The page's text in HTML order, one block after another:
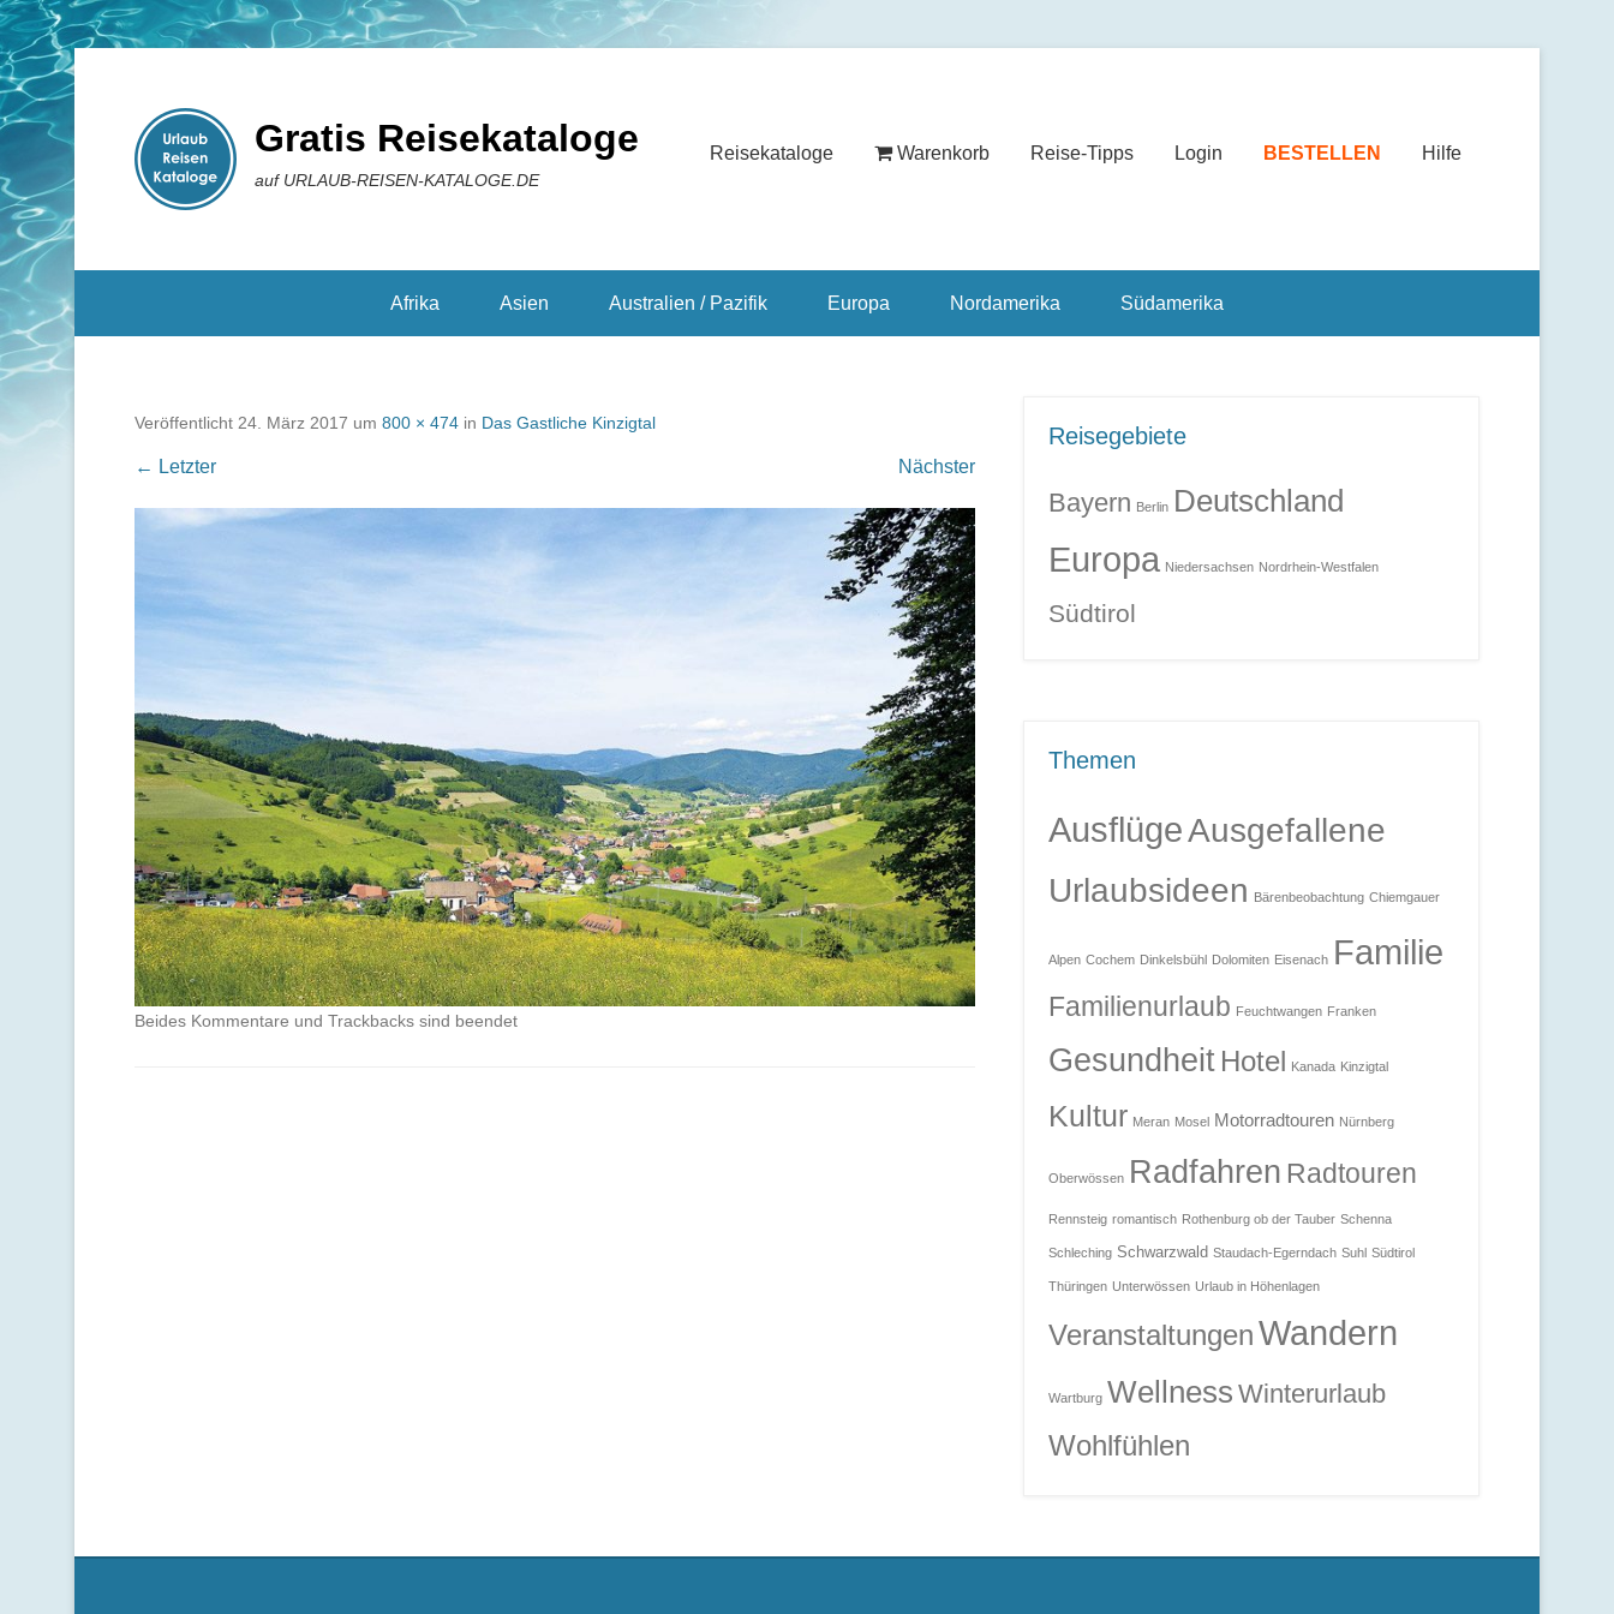
Gratis Reisekataloge
auf URLAUB-REISEN-KATALOGE.DE
Reisekataloge Warenkorb Reise-Tipps Login BESTELLEN Hilfe
Afrika Asien Australien / Pazifik Europa Nordamerika Südamerika
Veröffentlicht 24. März 2017 um 800 × 474 in Das Gastliche Kinzigtal
← Letzter Nächster
Beides Kommentare und Trackbacks sind beendet
Reisegebiete
Bayern Berlin Deutschland
Europa Niedersachsen Nordrhein-Westfalen
Südtirol
Themen
AusflügeAusgefallene
Urlaubsideen Bärenbeobachtung Chiemgauer
Alpen Cochem Dinkelsbühl Dolomiten Eisenach Familie
Familienurlaub Feuchtwangen Franken
Gesundheit Hotel Kanada Kinzigtal
Kultur Meran Mosel Motorradtouren Nürnberg
Oberwössen Radfahren Radtouren
Rennsteig romantisch Rothenburg ob der Tauber Schenna
Schleching Schwarzwald Staudach-Egerndach Suhl Südtirol
Thüringen Unterwössen Urlaub in Höhenlagen
VeranstaltungenWandern
Wartburg Wellness Winterurlaub
Wohlfühlen